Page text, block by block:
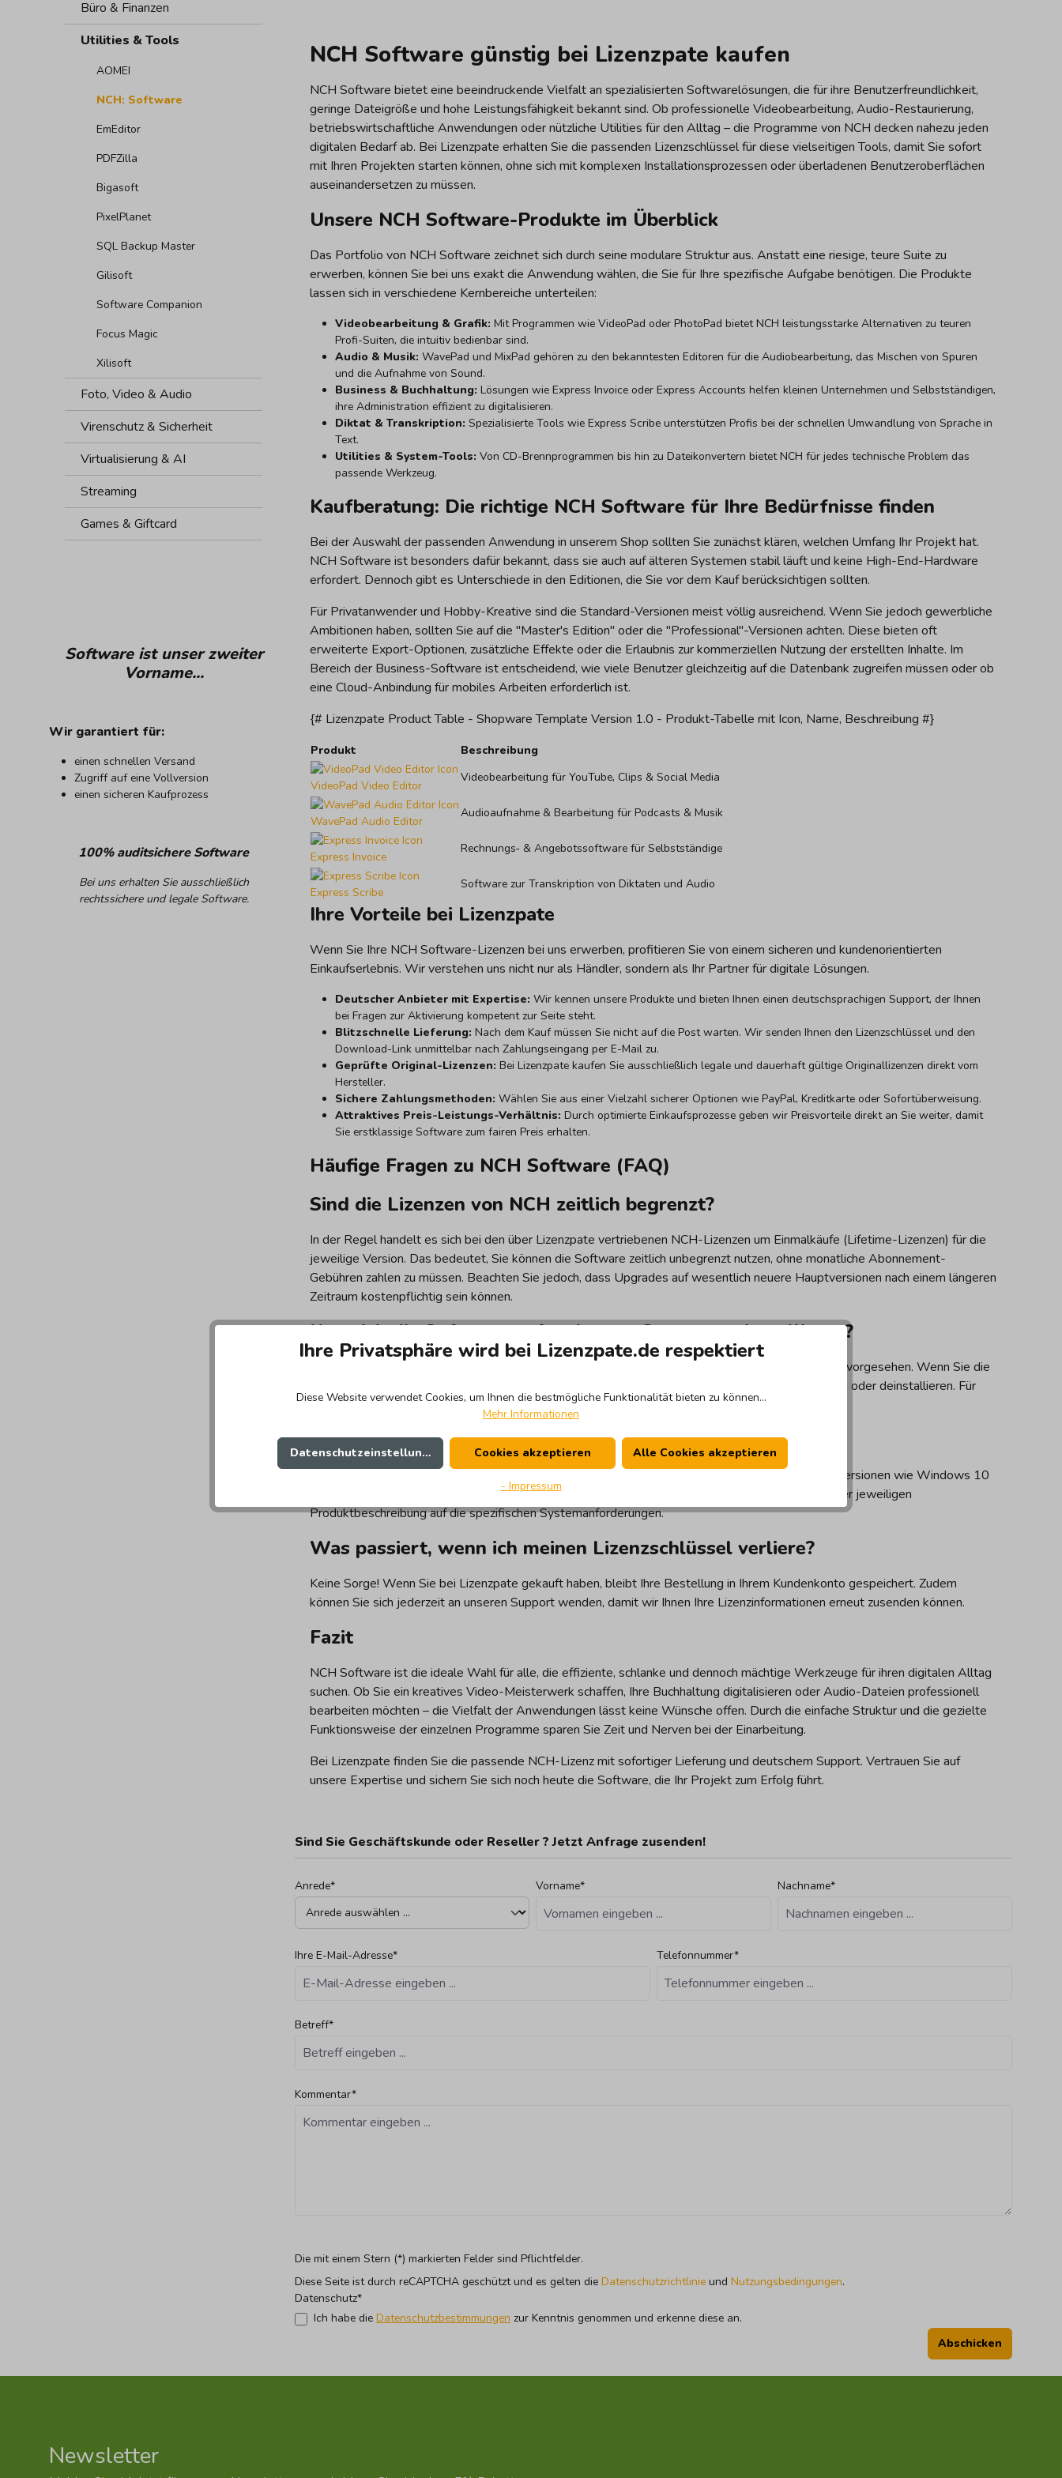
Büro & Finanzen
Utilities & Tools
AOMEI
NCH: Software
EmEditor
PDFZilla
Bigasoft
PixelPlanet
SQL Backup Master
Gilisoft
Software Companion
Focus Magic
Xilisoft
Foto, Video & Audio
Virenschutz & Sicherheit
Virtualisierung & AI
Streaming
Games & Giftcard
Software ist unser zweiter
Vorname...
Wir garantiert für:
einen schnellen Versand
Zugriff auf eine Vollversion
einen sicheren Kaufprozess
100% auditsichere Software
Bei uns erhalten Sie ausschließlich
rechtssichere und legale Software.
NCH Software günstig bei Lizenzpate kaufen
NCH Software bietet eine beeindruckende Vielfalt an spezialisierten Softwarelösungen, die für ihre Benutzerfreundlichkeit,
geringe Dateigröße und hohe Leistungsfähigkeit bekannt sind. Ob professionelle Videobearbeitung, Audio-Restaurierung,
betriebswirtschaftliche Anwendungen oder nützliche Utilities für den Alltag – die Programme von NCH decken nahezu jeden
digitalen Bedarf ab. Bei Lizenzpate erhalten Sie die passenden Lizenzschlüssel für diese vielseitigen Tools, damit Sie sofort
mit Ihren Projekten starten können, ohne sich mit komplexen Installationsprozessen oder überladenen Benutzeroberflächen
auseinandersetzen zu müssen.
Unsere NCH Software-Produkte im Überblick
Das Portfolio von NCH Software zeichnet sich durch seine modulare Struktur aus. Anstatt eine riesige, teure Suite zu
erwerben, können Sie bei uns exakt die Anwendung wählen, die Sie für Ihre spezifische Aufgabe benötigen. Die Produkte
lassen sich in verschiedene Kernbereiche unterteilen:
Videobearbeitung & Grafik: Mit Programmen wie VideoPad oder PhotoPad bietet NCH leistungsstarke Alternativen zu teuren
Profi-Suiten, die intuitiv bedienbar sind.
Audio & Musik: WavePad und MixPad gehören zu den bekanntesten Editoren für die Audiobearbeitung, das Mischen von Spuren
und die Aufnahme von Sound.
Business & Buchhaltung: Lösungen wie Express Invoice oder Express Accounts helfen kleinen Unternehmen und Selbstständigen,
ihre Administration effizient zu digitalisieren.
Diktat & Transkription: Spezialisierte Tools wie Express Scribe unterstützen Profis bei der schnellen Umwandlung von Sprache in
Text.
Utilities & System-Tools: Von CD-Brennprogrammen bis hin zu Dateikonvertern bietet NCH für jedes technische Problem das
passende Werkzeug.
Kaufberatung: Die richtige NCH Software für Ihre Bedürfnisse finden
Bei der Auswahl der passenden Anwendung in unserem Shop sollten Sie zunächst klären, welchen Umfang Ihr Projekt hat.
NCH Software ist besonders dafür bekannt, dass sie auch auf älteren Systemen stabil läuft und keine High-End-Hardware
erfordert. Dennoch gibt es Unterschiede in den Editionen, die Sie vor dem Kauf berücksichtigen sollten.
Für Privatanwender und Hobby-Kreative sind die Standard-Versionen meist völlig ausreichend. Wenn Sie jedoch gewerbliche
Ambitionen haben, sollten Sie auf die "Master's Edition" oder die "Professional"-Versionen achten. Diese bieten oft
erweiterte Export-Optionen, zusätzliche Effekte oder die Erlaubnis zur kommerziellen Nutzung der erstellten Inhalte. Im
Bereich der Business-Software ist entscheidend, wie viele Benutzer gleichzeitig auf die Datenbank zugreifen müssen oder ob
eine Cloud-Anbindung für mobiles Arbeiten erforderlich ist.
{# Lizenzpate Product Table - Shopware Template Version 1.0 - Produkt-Tabelle mit Icon, Name, Beschreibung #}
Produkt Beschreibung
VideoPad Video Editor
Videobearbeitung für YouTube, Clips & Social Media
WavePad Audio Editor
Audioaufnahme & Bearbeitung für Podcasts & Musik
Express Invoice
Rechnungs‑ & Angebotssoftware für Selbstständige
Express Scribe
Software zur Transkription von Diktaten und Audio
Ihre Vorteile bei Lizenzpate
Wenn Sie Ihre NCH Software-Lizenzen bei uns erwerben, profitieren Sie von einem sicheren und kundenorientierten
Einkaufserlebnis. Wir verstehen uns nicht nur als Händler, sondern als Ihr Partner für digitale Lösungen.
Deutscher Anbieter mit Expertise: Wir kennen unsere Produkte und bieten Ihnen einen deutschsprachigen Support, der Ihnen
bei Fragen zur Aktivierung kompetent zur Seite steht.
Blitzschnelle Lieferung: Nach dem Kauf müssen Sie nicht auf die Post warten. Wir senden Ihnen den Lizenzschlüssel und den
Download-Link unmittelbar nach Zahlungseingang per E-Mail zu.
Geprüfte Original-Lizenzen: Bei Lizenzpate kaufen Sie ausschließlich legale und dauerhaft gültige Originallizenzen direkt vom
Hersteller.
Sichere Zahlungsmethoden: Wählen Sie aus einer Vielzahl sicherer Optionen wie PayPal, Kreditkarte oder Sofortüberweisung.
Attraktives Preis-Leistungs-Verhältnis: Durch optimierte Einkaufsprozesse geben wir Preisvorteile direkt an Sie weiter, damit
Sie erstklassige Software zum fairen Preis erhalten.
Häufige Fragen zu NCH Software (FAQ)
Sind die Lizenzen von NCH zeitlich begrenzt?
In der Regel handelt es sich bei den über Lizenzpate vertriebenen NCH-Lizenzen um Einmalkäufe (Lifetime-Lizenzen) für die
jeweilige Version. Das bedeutet, Sie können die Software zeitlich unbegrenzt nutzen, ohne monatliche Abonnement-
Gebühren zahlen zu müssen. Beachten Sie jedoch, dass Upgrades auf wesentlich neuere Hauptversionen nach einem längeren
Zeitraum kostenpflichtig sein können.
Kann ich die Software auf mehreren Computern installieren?
Die Standard-Lizenz von NCH ist normalerweise für die Installation auf einem einzelnen Computer vorgesehen. Wenn Sie die
Software auf einem neuen PC nutzen möchten, müssen Sie diese auf dem alten Gerät deaktivieren oder deinstallieren. Für
Unternehmen bieten wir auf Anfrage auch Volumenlizenzen an.
Ist NCH Software mit Windows 11 kompatibel?
Ja, die aktuellen Versionen der NCH-Produkte sind vollständig für Windows 11 sowie für ältere Versionen wie Windows 10
optimiert. Auch für macOS-Nutzer stehen viele der beliebten Tools zur Verfügung. Achten Sie in der jeweiligen
Produktbeschreibung auf die spezifischen Systemanforderungen.
Was passiert, wenn ich meinen Lizenzschlüssel verliere?
Keine Sorge! Wenn Sie bei Lizenzpate gekauft haben, bleibt Ihre Bestellung in Ihrem Kundenkonto gespeichert. Zudem
können Sie sich jederzeit an unseren Support wenden, damit wir Ihnen Ihre Lizenzinformationen erneut zusenden können.
Fazit
NCH Software ist die ideale Wahl für alle, die effiziente, schlanke und dennoch mächtige Werkzeuge für ihren digitalen Alltag
suchen. Ob Sie ein kreatives Video-Meisterwerk schaffen, Ihre Buchhaltung digitalisieren oder Audio-Dateien professionell
bearbeiten möchten – die Vielfalt der Anwendungen lässt keine Wünsche offen. Durch die einfache Struktur und die gezielte
Funktionsweise der einzelnen Programme sparen Sie Zeit und Nerven bei der Einarbeitung.
Bei Lizenzpate finden Sie die passende NCH-Lizenz mit sofortiger Lieferung und deutschem Support. Vertrauen Sie auf
unsere Expertise und sichern Sie sich noch heute die Software, die Ihr Projekt zum Erfolg führt.
Sind Sie Geschäftskunde oder Reseller ? Jetzt Anfrage zusenden!
Anrede* Vorname* Nachname*
Ihre E-Mail-Adresse* Telefonnummer*
Betreff*
Kommentar*
Die mit einem Stern (*) markierten Felder sind Pflichtfelder.
Diese Seite ist durch reCAPTCHA geschützt und es gelten die Datenschutzrichtlinie und Nutzungsbedingungen.
Datenschutz*
Ich habe die Datenschutzbestimmungen zur Kenntnis genommen und erkenne diese an.
Abschicken
Newsletter
Ihre Privatsphäre wird bei Lizenzpate.de respektiert
Diese Website verwendet Cookies, um Ihnen die bestmögliche Funktionalität bieten zu können...
Mehr Informationen
Datenschutzeinstellungen Cookies akzeptieren Alle Cookies akzeptieren
- Impressum